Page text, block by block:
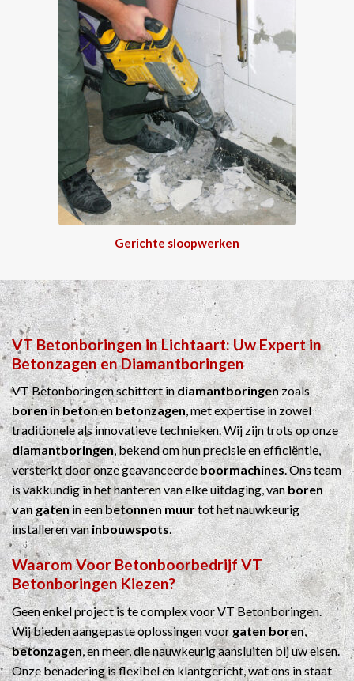
Gerichte sloopwerken
VT BetonboringeninLichtaart: Uw Expert in
BetonzagenenDiamantboringen
VT Betonboringen schittert indiamantboringenzoals
boren in betonenbetonzagen, met expertise in zowel
traditionele als innovatieve technieken. Wij zijn trots op onze
diamantboringen, bekend om hun precisie en efficiëntie,
versterkt door onze geavanceerdeboormachines. Ons team
is vakkundig in het hanteren van elke uitdaging, vanboren
van gatenin eenbetonnen muurtot het nauwkeurig
installeren vaninbouwspots.
Waarom VoorBetonboorbedrijfVT
Betonboringen Kiezen?
Geen enkel project is te complex voor VT Betonboringen.
Wij bieden aangepaste oplossingen voorgaten boren,
betonzagen, en meer, die nauwkeurig aansluiten bij uw eisen.
Onze benadering is flexibel en klantgericht, wat ons in staat